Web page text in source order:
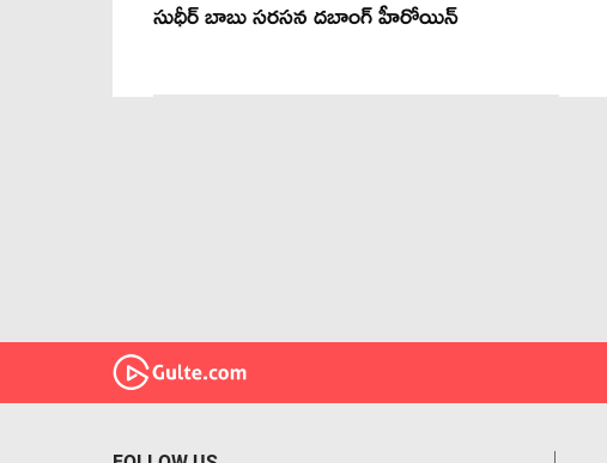
సుధీర్ బాబు సరసన దబాంగ్ హీరోయిన్